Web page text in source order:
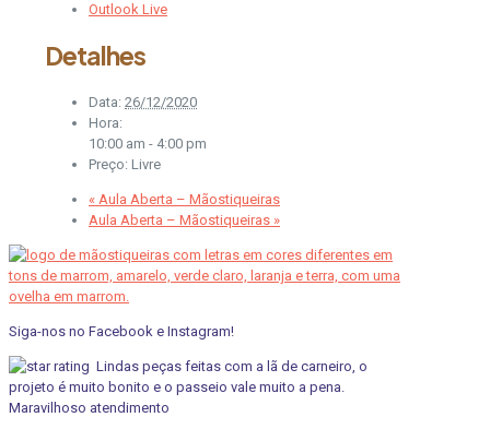
Outlook Live
Detalhes
Data: 26/12/2020
Hora:
10:00 am - 4:00 pm
Preço: Livre
« Aula Aberta – Mãostiqueiras
Aula Aberta – Mãostiqueiras »
Siga-nos no Facebook e Instagram!
Lindas peças feitas com a lã de carneiro, o
projeto é muito bonito e o passeio vale muito a pena.
Maravilhoso atendimento